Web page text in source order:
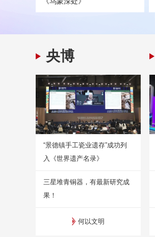
央博
“景德镇手工瓷业遗存”成功列
入《世界遗产名录》
三星堆青铜器，有最新研究成
果！
何以文明